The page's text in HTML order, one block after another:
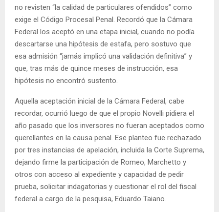
no revisten “la calidad de particulares ofendidos” como
exige el Código Procesal Penal. Recordó que la Cámara
Federal los aceptó en una etapa inicial, cuando no podía
descartarse una hipótesis de estafa, pero sostuvo que
esa admisión “jamás implicó una validación definitiva” y
que, tras más de quince meses de instrucción, esa
hipótesis no encontró sustento.
Aquella aceptación inicial de la Cámara Federal, cabe
recordar, ocurrió luego de que el propio Novelli pidiera el
año pasado que los inversores no fueran aceptados como
querellantes en la causa penal. Ese planteo fue rechazado
por tres instancias de apelación, incluida la Corte Suprema,
dejando firme la participación de Romeo, Marchetto y
otros con acceso al expediente y capacidad de pedir
prueba, solicitar indagatorias y cuestionar el rol del fiscal
federal a cargo de la pesquisa, Eduardo Taiano.